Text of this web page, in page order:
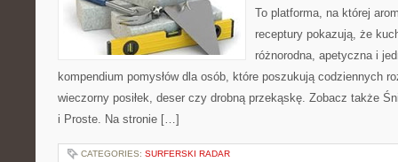
To platforma, na której
receptury pokazują, że
różnorodna, apetyczna i
kompendium pomysłów dla osób, które poszukują codziennych
wieczorny posiłek, deser czy drobną przekąskę. Zobacz także
i Proste. Na stronie […]
CATEGORIES: SURFERSKI RADAR